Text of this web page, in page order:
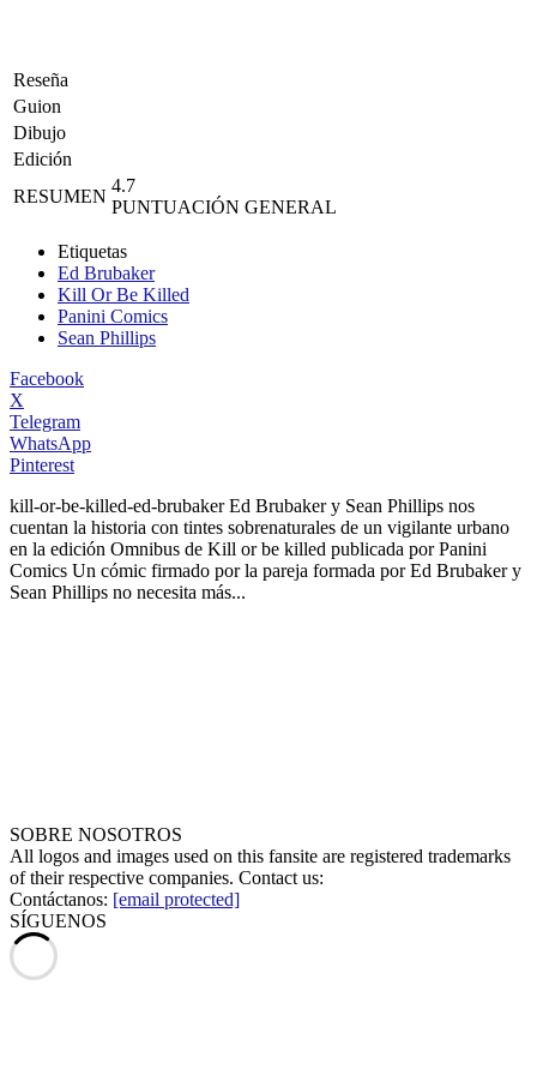
Reseña
Guion
Dibujo
Edición
RESUMEN
4.7
PUNTUACIÓN GENERAL
Etiquetas
Ed Brubaker
Kill Or Be Killed
Panini Comics
Sean Phillips
Facebook
X
Telegram
WhatsApp
Pinterest
kill-or-be-killed-ed-brubakerEd Brubaker y Sean Phillips nos
cuentan la historia con tintes sobrenaturales de un vigilante urbano
en la edición Omnibus de Kill or be killed publicada por Panini
Comics Un cómic firmado por la pareja formada por Ed Brubaker y
Sean Phillips no necesita más...
SOBRE NOSOTROS
All logos and images used on this fansite are registered trademarks
of their respective companies. Contact us:
Contáctanos: [email protected]
SÍGUENOS